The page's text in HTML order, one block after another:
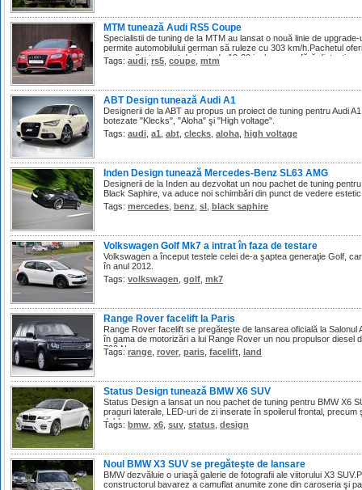
MTM tunează Audi RS5 Coupe
Specialistii de tuning de la MTM au lansat o nouă linie de
permite automobilului german să ruleze cu 303 km/h.Pachetul
personalizat, un set de jante de 19-20 inch cu sau fără
Tags: audi rs5 coupe mtm
ABT Design tunează Audi A1
Designerii de la ABT au propus un proiect de tuning pentru Audi
botezate "Klecks", "Aloha" şi "High voltage".
Tags: audi a1 abt clecks aloha high voltage
Inden Design tunează Mercedes-Benz SL63 AMG
Designerii de la Inden au dezvoltat un nou pachet de tuning
Black Saphire, va aduce noi schimbări din punct de vedere
Tags: mercedes benz sl black saphire
Volkswagen Golf Mk7 a intrat în faza de testare
Volkswagen a început testele celei de-a şaptea generaţie Golf,
în anul 2012.
Tags: volkswagen golf mk7
Range Rover facelift la Paris
Range Rover facelift se pregăteşte de lansarea oficială la
în gama de motorizări a lui Range Rover un nou propulsor diesel
700 Nm.
Tags: range rover paris facelift land
Status Design tunează BMW X6 SUV
Status Design a lansat un nou pachet de tuning pentru BMW X6
praguri laterale, LED-uri de zi inserate în spoilerul frontal,
dublu.
Tags: bmw x6 suv status design
Noul BMW X3 SUV se pregăteşte de lansare
BMW dezvăluie o uriaşă galerie de fotografii ale viitorului X3
constructorul bavarez a camuflat anumite zone din caroseria şi